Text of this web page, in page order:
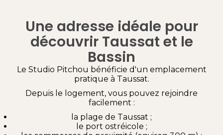
Une adresse idéale pour
découvrir Taussat et le
Bassin
Le Studio Pitchou bénéficie d'un emplacement
pratique à Taussat.
Depuis le logement, vous pouvez rejoindre
facilement :
la plage de Taussat ;
le port ostréicole ;